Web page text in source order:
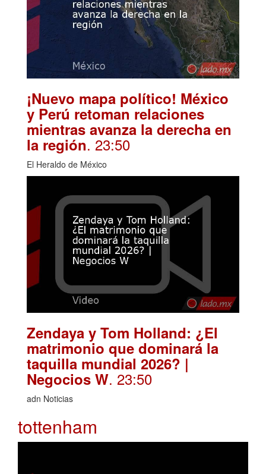
¡Nuevo mapa político! México
y Perú retoman relaciones
mientras avanza la derecha en
la región. 23:50
El Heraldo de México
Zendaya y Tom Holland: ¿El
matrimonio que dominará la
taquilla mundial 2026? |
Negocios W. 23:50
adn Noticias
tottenham